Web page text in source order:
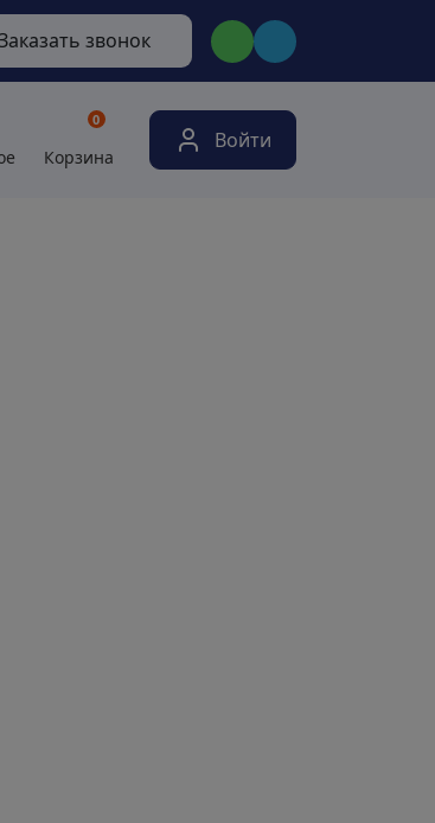
звонок
Корзина
0
Войти